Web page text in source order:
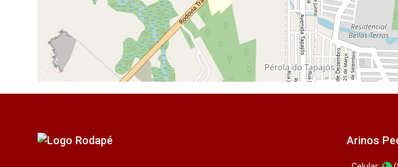
Arinos